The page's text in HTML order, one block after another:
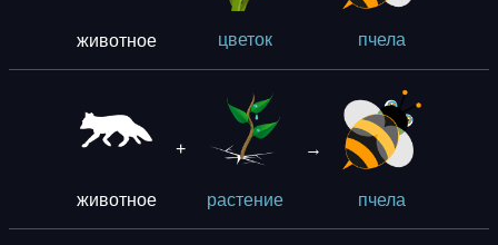
животное цветок пчела
животное
+
растение
→
пчела